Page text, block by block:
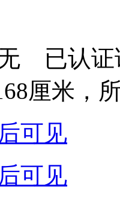
已认证
厘米，
可见
可见